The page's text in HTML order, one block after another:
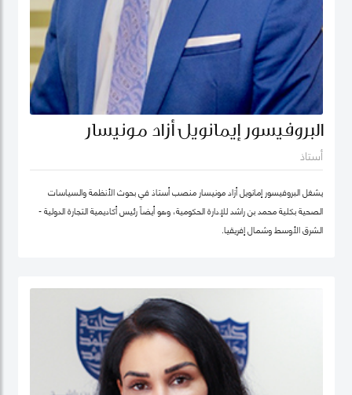
البروفيسور إيمانويل أزاد مونيسار
أستاذ
يشغل البروفيسور إمانويل أزاد مونيسار منصب أستاذ في بحوث الأنظمة والسياسات
الصحية بكلية محمد بن راشد للإدارة الحكومية، وهو أيضاً رئيس أكاديمية التجارة الدولية -
الشرق الأوسط وشمال إفريقيا.